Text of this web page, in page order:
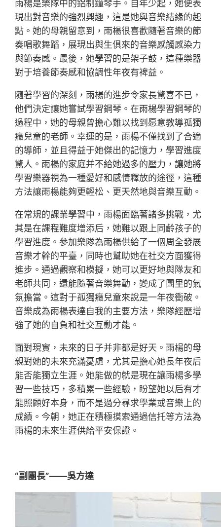
雨楊是樂隊中的鋁制鐘琴手。自年少起，她便表
現出對音樂的強烈興趣，這是她與音樂結緣的起
點。她的母親留意到，雨楊很喜歡隨著音樂的節
奏唱歌舞蹈，展現出與生俱來的音樂感觸感染力
與節奏感。最後，她學習的是架子鼓，這種樂器
對于培養節奏感和協調性年夜有裨益。
隨著學習的深刻，雨楊的進步令家長驚喜不已，
他們決定讓她嘗試學習鋼琴。在雨楊學習鋼琴的
過程中，她的母親曾擔心難以找到愿意教導孤獨
癥兒童的老師。幸運的是，雨楊不僅找到了合適
的導師，並且得益于她傑出的記憶力，學習進度
驚人。雨楊的家庭并不給她過多的壓力，讓她將
學習樂器視為一種愛好和感情釋放的途徑，這種
方法讓雨楊能夠更輕松、更天然地與音樂互動。
在常規的課業學習中，雨楊面臨著諸多挑戰，尤
其是在課程難度增添后，她難以跟上同齡孩子的
學習進度。參加樂隊為雨楊供給了一個周全發展
音樂才幹的平臺，同時也幫助她在社交方面獲得
進步。通過觀察和模擬，她可以更好地與隊友和
老師共同，還能隨著音樂舞動，變成了團里的氣
氛擔當。這對于孤獨癥兒童來說是一年夜衝破。
音樂成為雨楊表達自我的主要方法，樂隊經歷增
強了她的自負和社交互動才能。
面對現實，未來的日子并非都是好天。雨楊的母
親對她的未來充滿憂慮，尤其是擔心她長年夜后
能否能獨立生涯。她能做的就是現在讓雨楊多學
習一些技巧，多積累一些經驗，盼望她以后有才
能照顧好本身，而不是過分尋求學業或音樂上的
成績。今朝，她正在積極摸索通過信托等方法為
雨楊的未來生涯供給平安保證。
“副團長”——吳方達